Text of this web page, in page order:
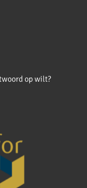
op wilt?